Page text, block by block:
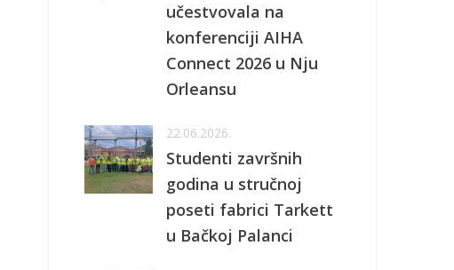
učestvovala na
konferenciji AIHA
Connect 2026 u Nju
Orleansu
22.06.2026.
Studenti završnih
godina u stručnoj
poseti fabrici Tarkett
u Bačkoj Palanci